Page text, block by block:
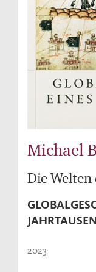
Michael
Die
2023